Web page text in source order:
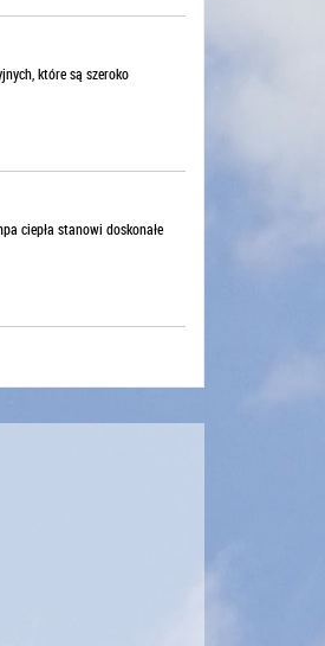
które są szeroko
ciepła stanowi doskonałe